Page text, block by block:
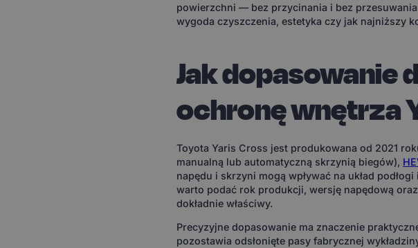
powierzchni — bez przycinania i bez
wygoda czyszczenia, estetyka czy jak najniższy
Jak dopasowanie
ochronę wnętrza
Toyota Yaris Cross jest produkowana od 2021
manualną lub automatyczną skrzynią biegów),
napędu i skrzyni mogą wpływać na układ
warto podać rok produkcji, wersję napędową
dokładnie właściwy.
Precyzyjne dopasowanie ma znaczenie
pozostawia odsłonięte pasy fabrycznej